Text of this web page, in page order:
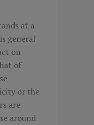
at a
general
on
of
or the
are
around